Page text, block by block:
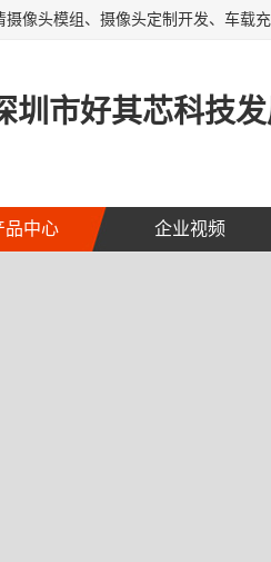
圳市好其芯科技
品中心 企业视频